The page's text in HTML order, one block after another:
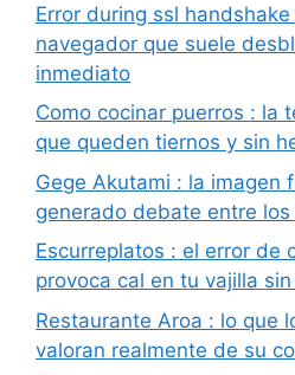
Error during ssl
navegador que suele
inmediato
Como cocinar puerros : la
que queden tiernos y sin
Gege Akutami : la imagen
generado debate entre
Escurreplatos : el error de
provoca cal en tu vajilla
Restaurante Aroa : lo que
valoran realmente de su